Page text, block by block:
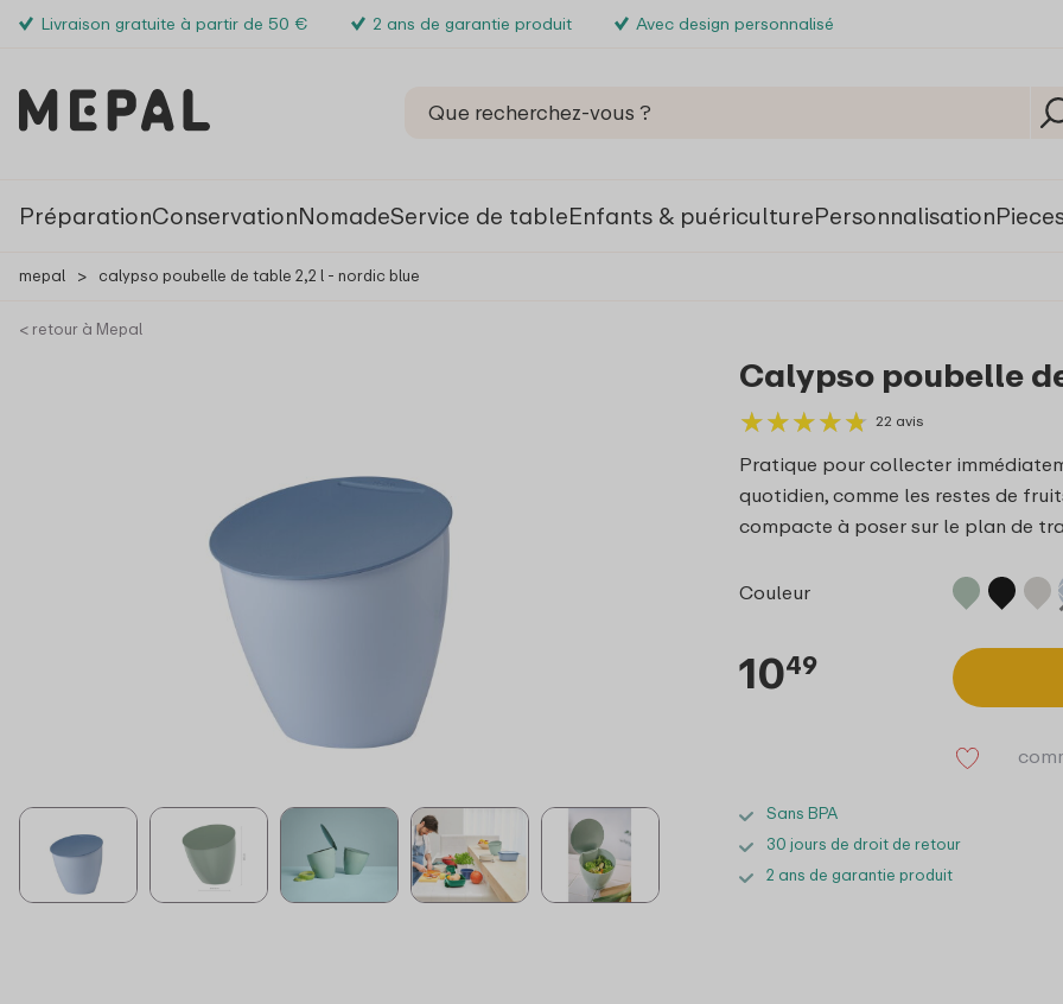
Livraison gratuite à partir de 50 € 2 ans de garantie produit Avec design personnalisé
PréparationConservationNomadeService de tableEnfants & puériculturePersonnalisation
mepal > calypso poubelle de table 2,2 l - nordic blue
< retour à Mepal
Calypso poubelle
★★★★★
★★★★★ 22 avis
Pratique pour collecter
quotidien, comme les restes de
compacte à poser sur le plan de
Couleur
1049
Sans BPA
30 jours de droit de retour
2 ans de garantie produit